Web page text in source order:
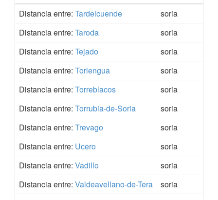
Distancia entre: Tardelcuende soria
Distancia entre: Taroda soria
Distancia entre: Tejado soria
Distancia entre: Torlengua soria
Distancia entre: Torreblacos soria
Distancia entre: Torrubia-de-Soria soria
Distancia entre: Trevago soria
Distancia entre: Ucero soria
Distancia entre: Vadillo soria
Distancia entre: Valdeavellano-de-Tera soria